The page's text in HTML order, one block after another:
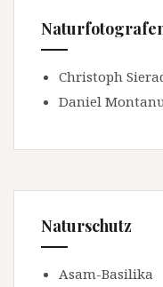
Christoph
Daniel
Naturschutz
Asam-Basilika